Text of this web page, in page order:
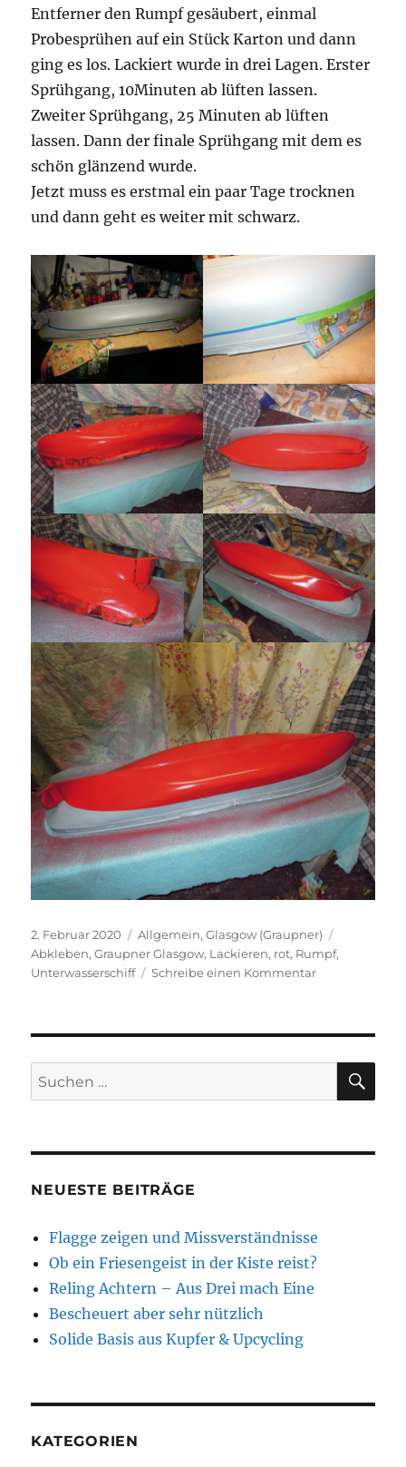
Entferner den Rumpf gesäubert, einmal
Probesprühen auf ein Stück Karton und dann
ging es los. Lackiert wurde in drei Lagen. Erster
Sprühgang, 10Minuten ab lüften lassen.
Zweiter Sprühgang, 25 Minuten ab lüften
lassen. Dann der finale Sprühgang mit dem es
schön glänzend wurde.
Jetzt muss es erstmal ein paar Tage trocknen
und dann geht es weiter mit schwarz.
Veröffentlicht
am
2. Februar 2020 Kategorien
Allgemein,Glasgow (Graupner)
Abkleben,Graupner Glasgow, Lackieren, rot, Rumpf,
Unterwasserschiff
Schreibe einen Kommentarzu
Suchen
nach:
NEUESTE BEITRÄGE
Flagge zeigen und Missverständnisse
Ob ein Friesengeist in der Kiste reist?
Reling Achtern – Aus Drei mach Eine
Bescheuert aber sehr nützlich
Solide Basis aus Kupfer & Upcycling
KATEGORIEN